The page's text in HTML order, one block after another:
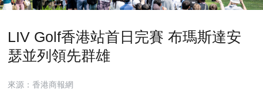
LIV Golf香港站首日完賽 布瑪斯達安
瑟並列領先群雄
來源：香港商報網